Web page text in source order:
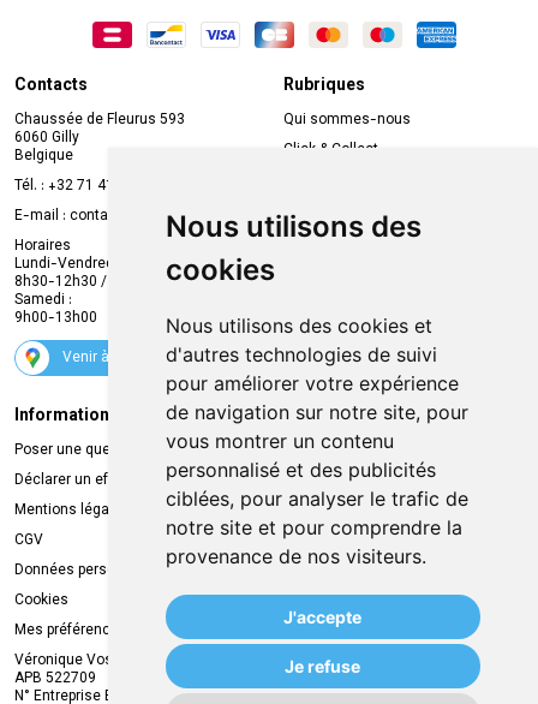
Nous utilisons des
cookies
Nous utilisons des cookies et
d'autres technologies de suivi
pour améliorer votre expérience
de navigation sur notre site, pour
vous montrer un contenu
personnalisé et des publicités
ciblées, pour analyser le trafic de
notre site et pour comprendre la
provenance de nos visiteurs.
J'accepte
Je refuse
Contacts
Chaussée de Fleurus 593
6060 Gilly
Belgique
Tél. : +32 71 41 32 10
E-mail : contact
mvapharma.be
Horaires
Lundi-Vendredi :
8h30-12h30 / 13h30-18h30
Samedi :
9h00-13h00
Venir à la pharmacie
Rubriques
Qui sommes-nous
Click & Collect
Compte professionnel
Envoi d’ordonnance
Suivez-nous
Informations légales
Poser une question
Déclarer un effet indésirable
Mentions légales
CGV
Données personnelles
Cookies
Mes préférences Cookies
Véronique Vos
APB 522709
N° Entreprise BE0749.944.612
Livraison
Retrait à la pharmacie
Livraison chez vous
Livraison dans un Point Relais